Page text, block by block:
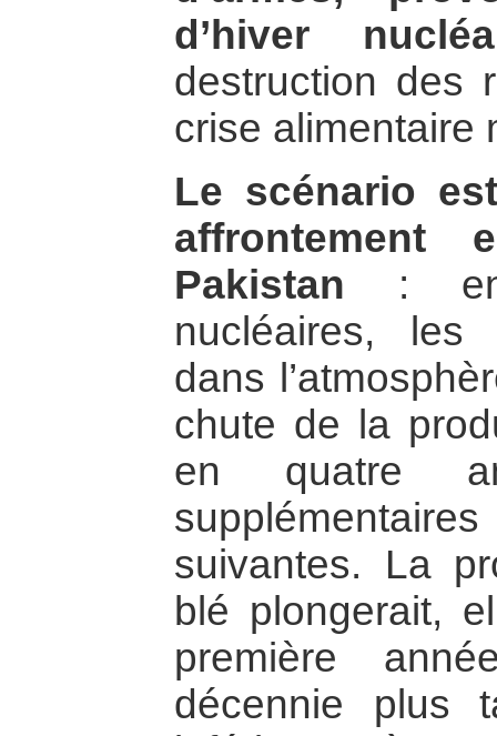
d’hiver
destruction des
crise alimentaire
Le scénario
affrontement
Pakistan : en
nucléaires, les
dans
chute de la
en quatre
suivantes. La
blé plongerait,
première
décennie plus